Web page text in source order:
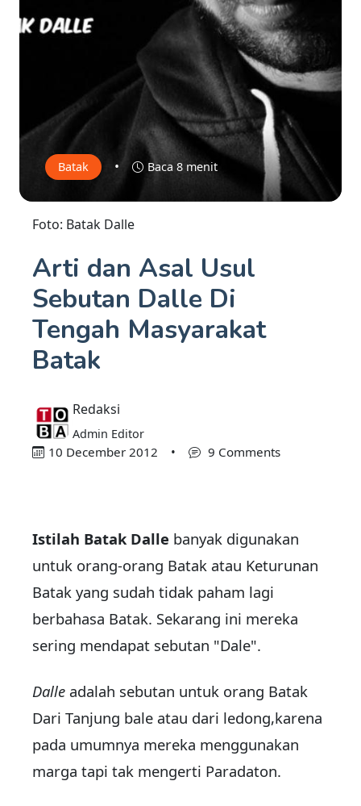
Batak • Baca 8 menit
Foto: Batak Dalle
Arti dan Asal Usul
Sebutan Dalle Di
Tengah Masyarakat
Batak
Redaksi
Admin Editor
10 December 2012 • 9 Comments
Istilah Batak Dalle banyak digunakan
untuk orang-orang Batak atau Keturunan
Batak yang sudah tidak paham lagi
berbahasa Batak. Sekarang ini mereka
sering mendapat sebutan "Dale".
Dalle adalah sebutan untuk orang Batak
Dari Tanjung bale atau dari ledong,karena
pada umumnya mereka menggunakan
marga tapi tak mengerti Paradaton.